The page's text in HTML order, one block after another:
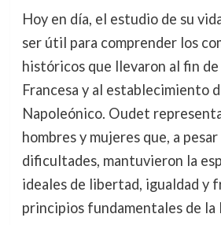
Hoy en día, el estudio de su
ser útil para comprender los
históricos que llevaron al fin
Francesa y al establecimiento
Napoleónico. Oudet
hombres y mujeres que, a pesar
dificultades, mantuvieron la
ideales de libertad, igualdad y
principios fundamentales de la